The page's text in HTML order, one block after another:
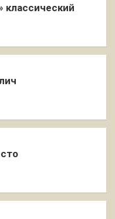
классический